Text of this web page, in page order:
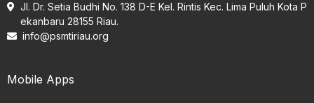
Jl. Dr. Setia Budhi No. 138 D-E Kel. Rintis Kec. Lima Puluh Kota P
ekanbaru 28155 Riau.
info@psmtiriau.org
Mobile Apps